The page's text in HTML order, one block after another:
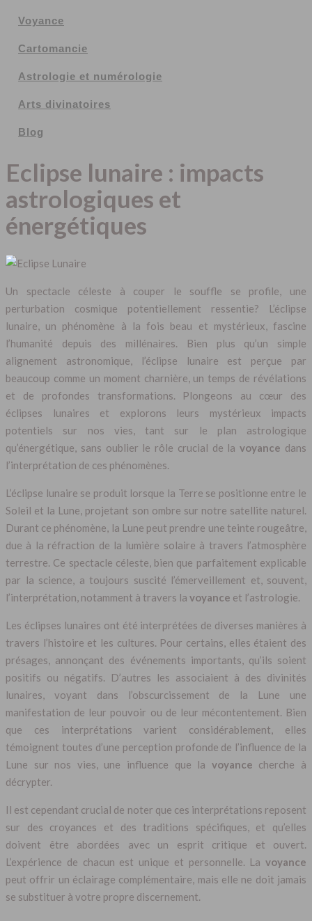
Voyance
Cartomancie
Astrologie et numérologie
Arts divinatoires
Blog
Eclipse lunaire : impacts
astrologiques et
énergétiques
Un spectacle céleste à couper le souffle se profile, une
perturbation cosmique potentiellement ressentie? L’éclipse
lunaire, un phénomène à la fois beau et mystérieux, fascine
l’humanité depuis des millénaires. Bien plus qu’un simple
alignement astronomique, l’éclipse lunaire est perçue par
beaucoup comme un moment charnière, un temps de révélations
et de profondes transformations. Plongeons au cœur des
éclipses lunaires et explorons leurs mystérieux impacts
potentiels sur nos vies, tant sur le plan astrologique
qu’énergétique, sans oublier le rôle crucial de lavoyance dans
l’interprétation de ces phénomènes.
L’éclipse lunaire se produit lorsque la Terre se positionne entre le
Soleil et la Lune, projetant son ombre sur notre satellite naturel.
Durant ce phénomène, la Lune peut prendre une teinte rougeâtre,
due à la réfraction de la lumière solaire à travers l’atmosphère
terrestre. Ce spectacle céleste, bien que parfaitement explicable
par la science, a toujours suscité l’émerveillement et, souvent,
l’interprétation, notamment à travers la voyance et l’astrologie.
Les éclipses lunaires ont été interprétées de diverses manières à
travers l’histoire et les cultures. Pour certains, elles étaient des
présages, annonçant des événements importants, qu’ils soient
positifs ou négatifs. D’autres les associaient à des divinités
lunaires, voyant dans l’obscurcissement de la Lune une
manifestation de leur pouvoir ou de leur mécontentement. Bien
que ces interprétations varient considérablement, elles
témoignent toutes d’une perception profonde de l’influence de la
Lune sur nos vies, une influence que la voyance cherche à
décrypter.
Il est cependant crucial de noter que ces interprétations reposent
sur des croyances et des traditions spécifiques, et qu’elles
doivent être abordées avec un esprit critique et ouvert.
L’expérience de chacun est unique et personnelle. La voyance
peut offrir un éclairage complémentaire, mais elle ne doit jamais
se substituer à votre propre discernement.